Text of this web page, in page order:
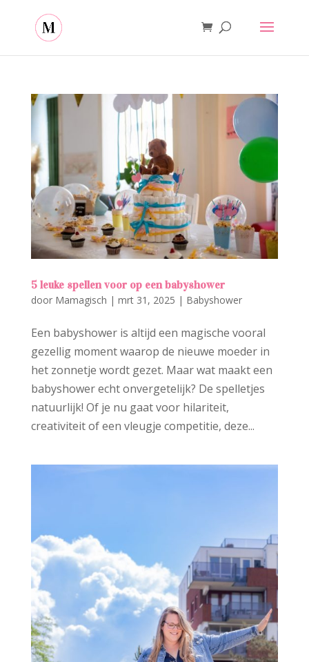
5 leuke spellen voor op een babyshower
door Mamagisch | mrt 31, 2025 | Babyshower
Een babyshower is altijd een magische vooral
gezellig moment waarop de nieuwe moeder in
het zonnetje wordt gezet. Maar wat maakt een
babyshower echt onvergetelijk? De spelletjes
natuurlijk! Of je nu gaat voor hilariteit,
creativiteit of een vleugje competitie, deze...